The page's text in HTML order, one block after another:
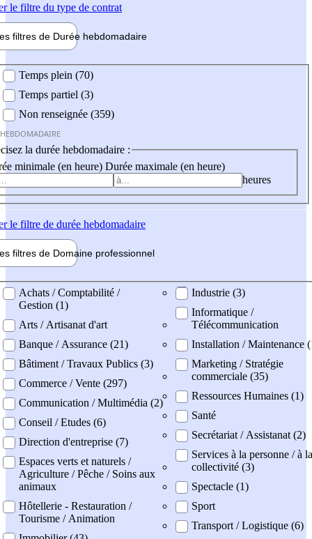
le filtre du type de contrat
filtres de Durée hebdomadaire
Temps plein (70)
Temps partiel (3)
Non renseignée (359)
la durée hebdomadaire :
minimale (en heure) Durée maximale (en heure)
heures
le filtre de durée hebdomadaire
filtres de Domaine professionnel
professionel
Achats / Comptabilité /
Gestion (1)
Arts / Artisanat d'art
Banque / Assurance (21)
Bâtiment / Travaux Publics (3)
Commerce / Vente (297)
Communication / Multimédia (2)
Conseil / Etudes (6)
Direction d'entreprise (7)
Espaces verts et naturels /
Agriculture / Pêche / Soins aux
animaux
Hôtellerie - Restauration /
Tourisme / Animation
Industrie (3)
Informatique /
Télécommunication
Installation / Maintenance
Marketing / Stratégie
commerciale (35)
Ressources Humaines (1)
Santé
Secrétariat / Assistanat (2)
Services à la personne / à la
collectivité (3)
Spectacle (1)
Sport
Transport / Logistique (6)